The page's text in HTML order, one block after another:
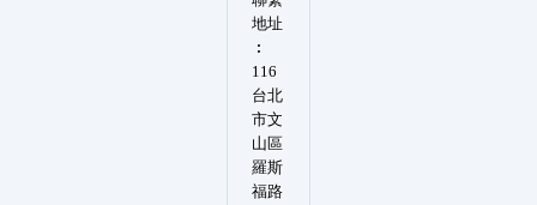
地址
︰
116
台北
市文
山區
羅斯
福路